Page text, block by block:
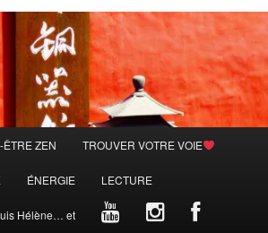
ÊTRE ZEN TROUVER VOTRE VOIE
ÉNERGIE LECTURE
Hélène… et